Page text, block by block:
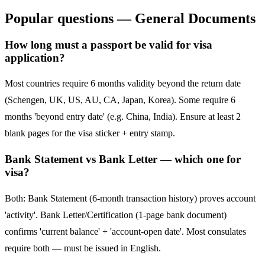
Popular questions — General Documents
How long must a passport be valid for visa
application?
Most countries require 6 months validity beyond the return date
(Schengen, UK, US, AU, CA, Japan, Korea). Some require 6
months 'beyond entry date' (e.g. China, India). Ensure at least 2
blank pages for the visa sticker + entry stamp.
Bank Statement vs Bank Letter — which one for
visa?
Both: Bank Statement (6-month transaction history) proves account
'activity'. Bank Letter/Certification (1-page bank document)
confirms 'current balance' + 'account-open date'. Most consulates
require both — must be issued in English.